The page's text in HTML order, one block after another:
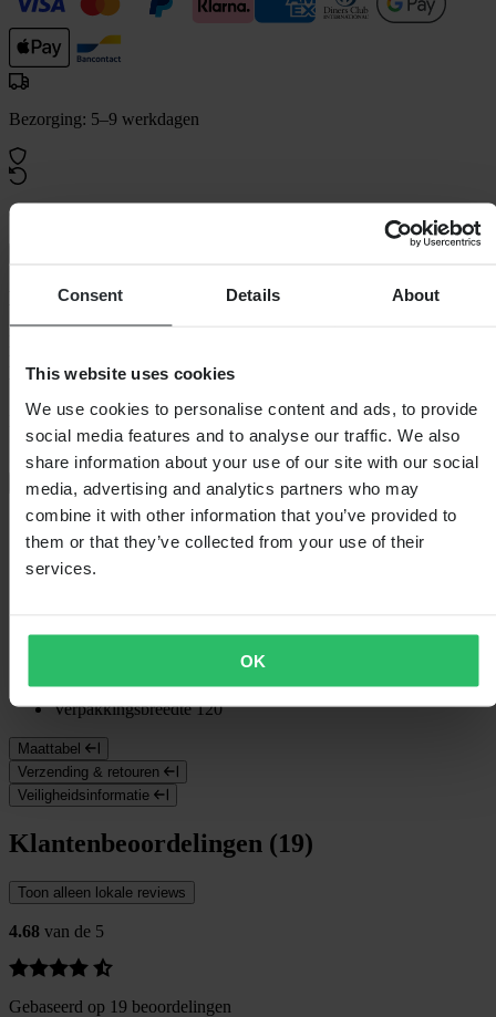
Consent Details About
This website uses cookies
We use cookies to personalise content and ads, to provide
social media features and to analyse our traffic. We also
share information about your use of our site with our social
media, advertising and analytics partners who may
combine it with other information that you’ve provided to
them or that they’ve collected from your use of their
services.
OK
Bezorging: 5–9 werkdagen
60 dagen retourrecht
Beschrijving
u comfort, bescherming en functionaliteit in een dynamisch ontwerp.
Kenmerken:
• Voorgevormde pasvorm voor maximaal comfort.
• Duurzame en flexibele materialen
Volledige beschrijving weergeven
Specificaties
Waterdicht
Hoogte Verpakking35
Verpakkingsbreedte120
Maattabel
Verzending & retouren
Veiligheidsinformatie
Klantenbeoordelingen (19)
Toon alleen lokale reviews
4.68 van de 5
Gebaseerd op 19 beoordelingen